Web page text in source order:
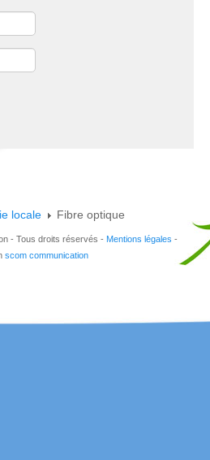
locale Fibre optique
- Tous droits réservés - Mentions légales -
scom communication